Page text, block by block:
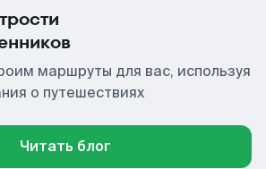
маршруты для вас, используя
о путешествиях
Читать блог